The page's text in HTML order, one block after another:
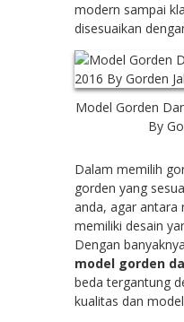
modern sampai
disesuaikan
Model Gorden
By
Dalam memilih
gorden yang
anda, agar antara
memiliki desain
Dengan
model gorden
beda tergantung
kualitas dan